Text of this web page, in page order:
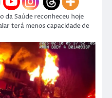
da Saúde reconheceu hoje
terá menos capacidade de